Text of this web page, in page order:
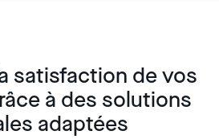
satisfaction de vos
à des solutions
adaptées